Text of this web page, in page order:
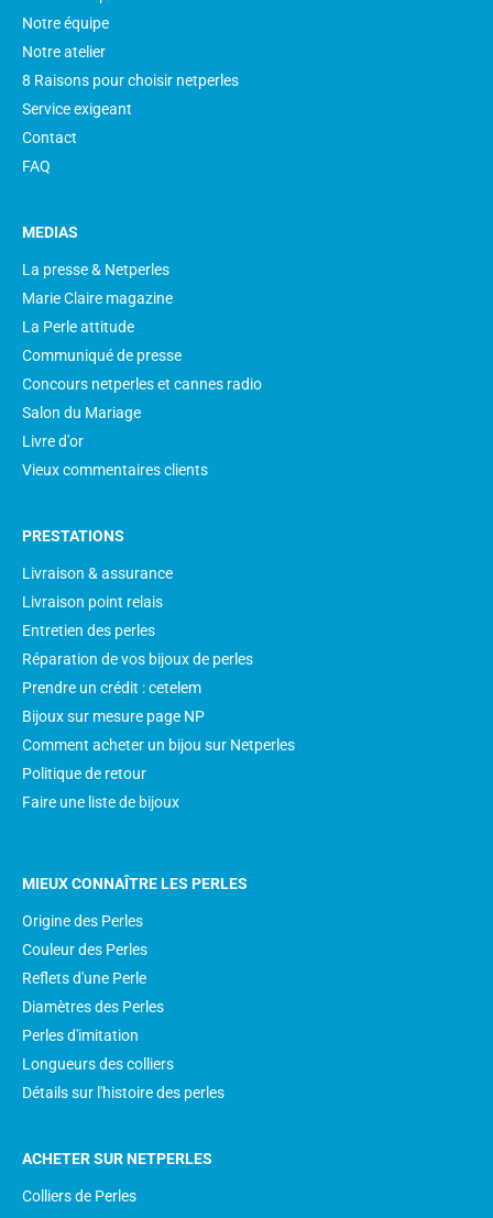
Notre équipe
Notre atelier
8 Raisons pour choisir netperles
Service exigeant
Contact
FAQ
MEDIAS
La presse & Netperles
Marie Claire magazine
La Perle attitude
Communiqué de presse
Concours netperles et cannes radio
Salon du Mariage
Livre d'or
Vieux commentaires clients
PRESTATIONS
Livraison & assurance
Livraison point relais
Entretien des perles
Réparation de vos bijoux de perles
Prendre un crédit : cetelem
Bijoux sur mesure page NP
Comment acheter un bijou sur Netperles
Politique de retour
Faire une liste de bijoux
MIEUX CONNAÎTRE LES PERLES
Origine des Perles
Couleur des Perles
Reflets d'une Perle
Diamètres des Perles
Perles d'imitation
Longueurs des colliers
Détails sur l'histoire des perles
ACHETER SUR NETPERLES
Colliers de Perles